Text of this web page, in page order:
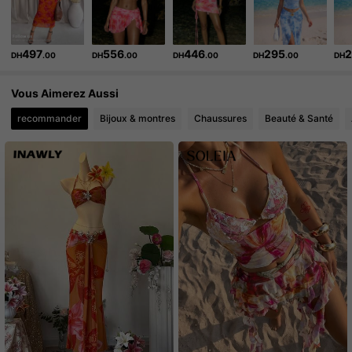
DH497.00 DH556.00 DH446.00 DH295.00 DH
Vous Aimerez Aussi
recommander Bijoux & montres Chaussures Beauté & Santé